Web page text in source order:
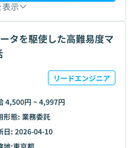
表示
タを駆使した高難易度マ
リードエンジニア
4,500円 ~ 4,997円
形態: 業務委託
日: 2026-04-10
地:東京都